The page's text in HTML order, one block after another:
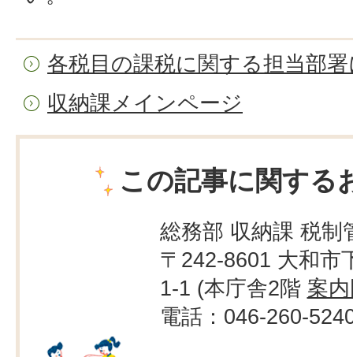
各税目の課税に関する担当部
収納課メインページ
この記事に関する
総務部 収納課 税制
〒242-8601 大和市
1-1 (本庁舎2階 案
電話：046-260-